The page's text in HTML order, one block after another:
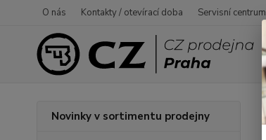
O nás Kontakty / otevírací doba Servisní centrum
Novinky v sortimentu prodejny